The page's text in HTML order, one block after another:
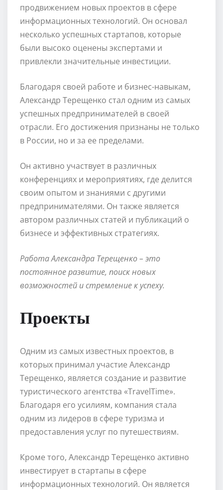
продвижением новых проектов в сфере
информационных технологий. Он основал
несколько успешных стартапов, которые
были высоко оценены экспертами и
привлекли значительные инвестиции.
Благодаря своей работе и бизнес-навыкам,
Александр Терещенко стал одним из самых
успешных предпринимателей в своей
отрасли. Его достижения признаны не только
в России, но и за ее пределами.
Он активно участвует в различных
конференциях и мероприятиях, где делится
своим опытом и знаниями с другими
предпринимателями. Он также является
автором различных статей и публикаций о
бизнесе и эффективных стратегиях.
Работа Александра Терещенко – это
постоянное развитие, поиск новых
возможностей и стремление к успеху.
Проекты
Одним из самых известных проектов, в
которых принимал участие Александр
Терещенко, является создание и развитие
туристического агентства «TravelTime».
Благодаря его усилиям, компания стала
одним из лидеров в сфере туризма и
предоставления услуг по путешествиям.
Кроме того, Александр Терещенко активно
инвестирует в стартапы в сфере
информационных технологий. Он является